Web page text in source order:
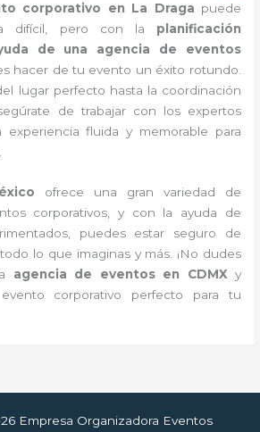
corporativo en La Draga puede
difícil, pero con la planificación
de una agencia de eventos
hacer de tu evento un éxito rotundo.
lugar perfecto hasta la coordinación
de trabajar con los expertos
experiencia fluida y memorable para
ofrece una gran variedad de
corporativos, y con la ayuda de
puedes estar seguro de
lo que imaginas y más. ¡No dudes
agencia de eventos en CDMX y
corporativo perfecto para tu
Empresa Organizadora Eventos